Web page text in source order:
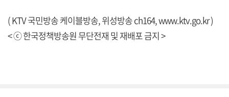
( KTV 국민방송 케이블방송, 위성방송 ch164,www.ktv.go.kr)
< ⓒ 한국정책방송원 무단전재 및 재배포 금지 >